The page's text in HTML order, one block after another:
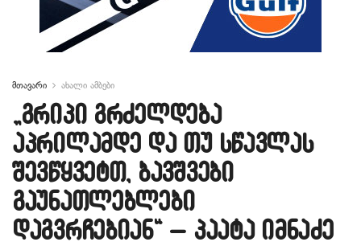
მთავარი ახალი ამბები
„გრიპი გრძელდება
აპრილამდე და თუ სწავლას
შევწყვეტთ, ბავშვები
გაუნათლებლები
დაგვრჩებიან“ – პაატა იმნაძე